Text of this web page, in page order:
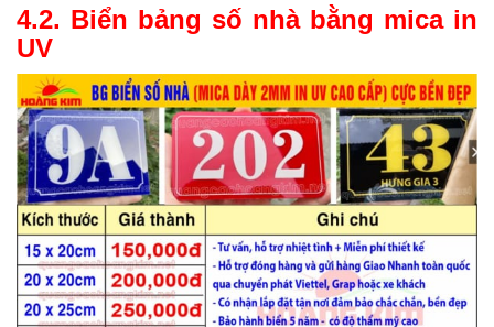
4.2. Biển bảng số nhà bằng mica in
UV